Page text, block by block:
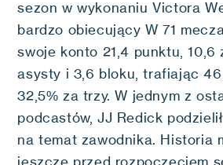
sezon w wykonaniu Victora
bardzo obiecujący W 71
swoje konto 21,4 punktu, 10,6
asysty i 3,6 bloku, trafiając
32,5% za trzy. W jednym z
podcastów, JJ Redick
na temat zawodnika. Historia